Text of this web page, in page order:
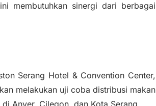
membutuhkan sinergi dari berbagai
Serang Hotel & Convention Center,
melakukan uji coba distribusi makan